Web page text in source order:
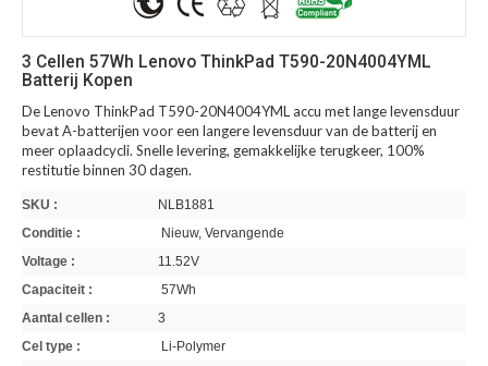
3 Cellen 57Wh Lenovo ThinkPad T590-20N4004YML
Batterij Kopen
De Lenovo ThinkPad T590-20N4004YML accu met lange levensduur
bevat A-batterijen voor een langere levensduur van de batterij en
meer oplaadcycli. Snelle levering, gemakkelijke terugkeer, 100%
restitutie binnen 30 dagen.
SKU :
NLB1881
Conditie :
Nieuw, Vervangende
Voltage :
11.52V
Capaciteit :
57Wh
Aantal cellen :
3
Cel type :
Li-Polymer